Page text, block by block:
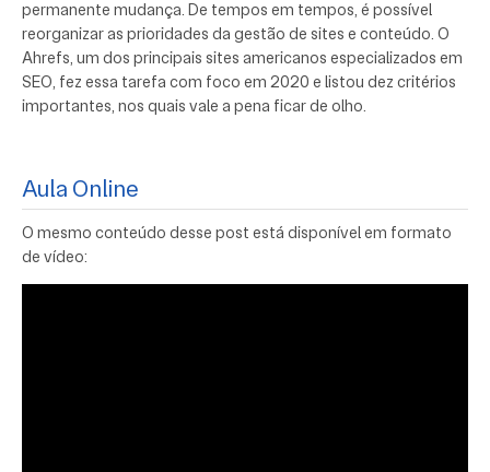
permanente mudança. De tempos em tempos, é possível
reorganizar as prioridades da gestão de sites e conteúdo. O
Ahrefs, um dos principais sites americanos especializados em
SEO, fez essa tarefa com foco em 2020 e listou dez critérios
importantes, nos quais vale a pena ficar de olho.
Aula Online
O mesmo conteúdo desse post está disponível em formato
de vídeo: